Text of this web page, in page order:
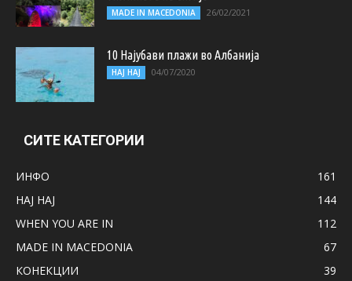
MADE IN MACEDONIA 26/02/2021
10 Најубави плажи во Албанија
НАЈ НАЈ 04/07/2020
СИТЕ КАТЕГОРИИ
ИНФО
161
НАЈ НАЈ
144
WHEN YOU ARE IN
112
MADE IN MACEDONIA
67
КОНЕКЦИИ
39